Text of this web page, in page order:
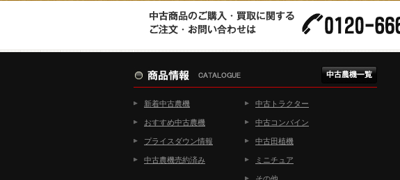
新着中古農機
おすすめ中古農機
プライスダウン情報
中古農機売約済み
中古トラクター
中古コンバイン
中古田植機
ミニチュア